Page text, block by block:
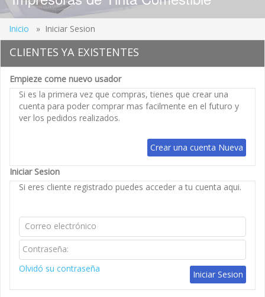
Inicio » Iniciar Sesion
CLIENTES YA EXISTENTES
Empieze come nuevo usador
Si es la primera vez que compras, tienes que crear una
cuenta para poder comprar mas facilmente en el futuro y
ver los pedidos realizados.
Iniciar Sesion
Si eres cliente registrado puedes acceder a tu cuenta aqui.
Olvidó su contraseña